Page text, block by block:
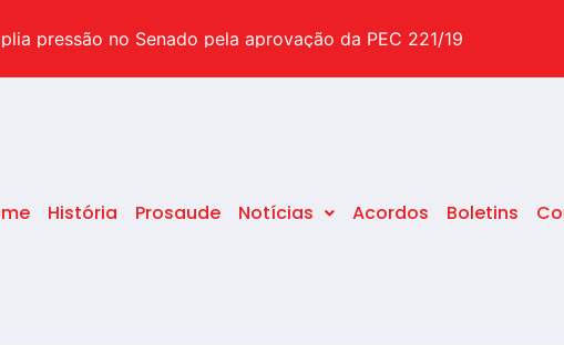
dúvidas sobre o tema
pressão no Senado pela aprovação da PEC 221/19
após o STF decidir pelo fim da idade mínima
História Prosaude Notícias Acordos Boletins